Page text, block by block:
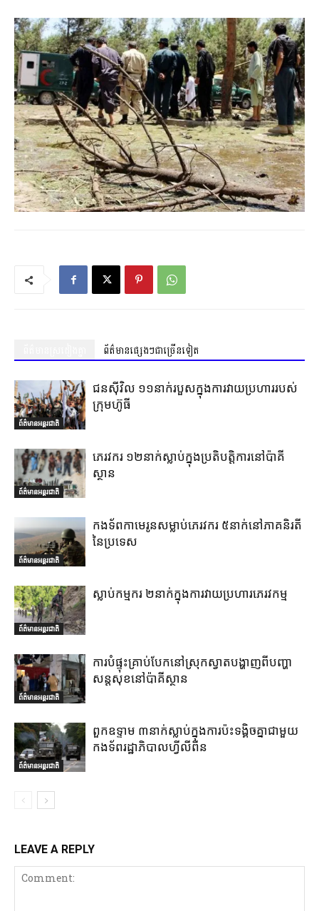
ព័ត៌មានផ្សេងៗជាច្រើនទៀត
ព័ត៌មានអន្តរជាតិ
ជនស៊ីវិល ១១នាក់របួសក្នុងការវាយប្រហាររបស់
ក្រុមហ៊ូធី
ព័ត៌មានអន្តរជាតិ
ភេរវករ ១២នាក់ស្លាប់ក្នុងប្រតិបត្តិការនៅប៉ាគី
ស្ថាន
ព័ត៌មានអន្តរជាតិ
កងទ័ពកាមេរូនសម្លាប់ភេរវករ ៥នាក់នៅភាគនិរតី
នៃប្រទេស
ព័ត៌មានអន្តរជាតិ
ស្លាប់កម្មករ ២នាក់ក្នុងការវាយប្រហារភេរវកម្ម
ព័ត៌មានអន្តរជាតិ
ការបំផ្ទុះគ្រាប់បែកនៅស្រុកស្វាតបង្ហាញពីបញ្ហា
សន្តសុខនៅប៉ាគីស្ថាន
ព័ត៌មានអន្តរជាតិ
ពួកឧទ្ទាម ៣នាក់ស្លាប់ក្នុងការប៉ះទង្គិចគ្នាជាមួយ
កងទ័ពរដ្ឋាភិបាលហ្វីលីពីន
LEAVE A REPLY